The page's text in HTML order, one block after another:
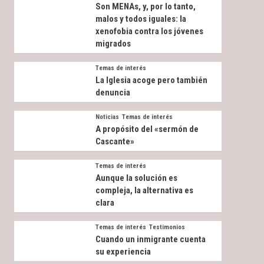
Son MENAs, y, por lo tanto,
malos y todos iguales: la
xenofobia contra los jóvenes
migrados
Temas de interés
La Iglesia acoge pero también
denuncia
Noticias Temas de interés
A propósito del «sermón de
Cascante»
Temas de interés
Aunque la solución es
compleja, la alternativa es
clara
Temas de interés Testimonios
Cuando un inmigrante cuenta
su experiencia